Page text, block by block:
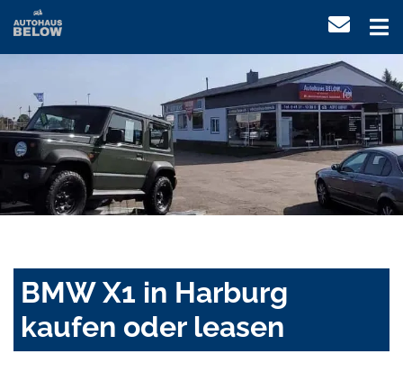
BMW X1 in Harburg
kaufen oder leasen